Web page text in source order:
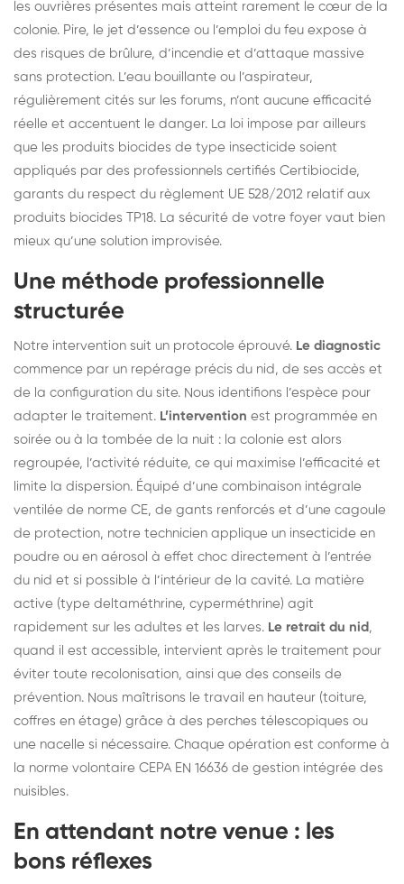
les ouvrières présentes mais atteint rarement le cœur de la
colonie. Pire, le jet d’essence ou l’emploi du feu expose à
des risques de brûlure, d’incendie et d’attaque massive
sans protection. L’eau bouillante ou l’aspirateur,
régulièrement cités sur les forums, n’ont aucune efficacité
réelle et accentuent le danger. La loi impose par ailleurs
que les produits biocides de type insecticide soient
appliqués par des professionnels certifiés Certibiocide,
garants du respect du règlement UE 528/2012 relatif aux
produits biocides TP18. La sécurité de votre foyer vaut bien
mieux qu’une solution improvisée.
Une méthode professionnelle
structurée
Notre intervention suit un protocole éprouvé. Le diagnostic
commence par un repérage précis du nid, de ses accès et
de la configuration du site. Nous identifions l’espèce pour
adapter le traitement. L’intervention est programmée en
soirée ou à la tombée de la nuit : la colonie est alors
regroupée, l’activité réduite, ce qui maximise l’efficacité et
limite la dispersion. Équipé d’une combinaison intégrale
ventilée de norme CE, de gants renforcés et d’une cagoule
de protection, notre technicien applique un insecticide en
poudre ou en aérosol à effet choc directement à l’entrée
du nid et si possible à l’intérieur de la cavité. La matière
active (type deltaméthrine, cyperméthrine) agit
rapidement sur les adultes et les larves. Le retrait du nid ,
quand il est accessible, intervient après le traitement pour
éviter toute recolonisation, ainsi que des conseils de
prévention. Nous maîtrisons le travail en hauteur (toiture,
coffres en étage) grâce à des perches télescopiques ou
une nacelle si nécessaire. Chaque opération est conforme à
la norme volontaire CEPA EN 16636 de gestion intégrée des
nuisibles.
En attendant notre venue : les
bons réflexes